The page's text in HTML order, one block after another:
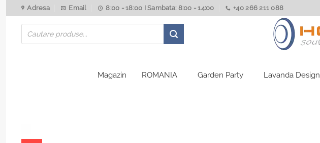
to
content
Adresa Email 8:00 - 18:00 I Sambata: 8:00 - 14:00 +40 266 211 088
Products
search
Magazin ROMANIA Garden Party Lavanda Design